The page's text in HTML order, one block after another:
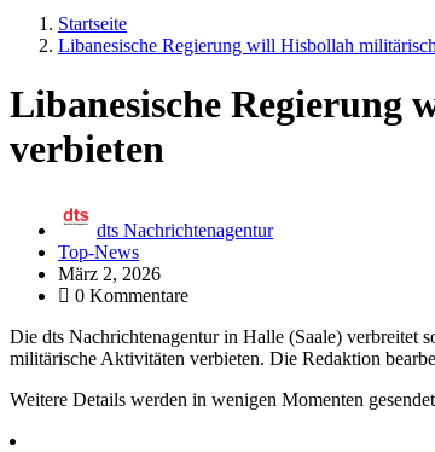
Startseite
Libanesische Regierung will Hisbollah
Libanesische
verbieten
dts Nachrichtenagentur
Top-News
März 2, 2026
0 Kommentare
Die dts Nachrichtenagentur in Halle (Saale) verbreitet
militärische Aktivitäten verbieten. Die Redaktion
Weitere Details werden in wenigen Momenten